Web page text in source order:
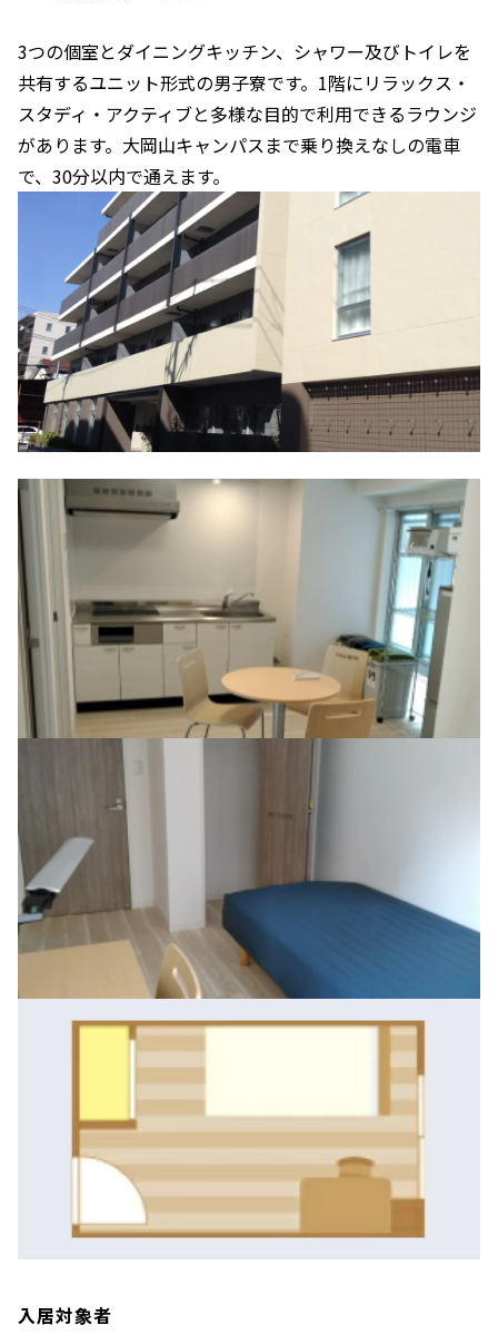
3つの個室とダイニングキッチン、シャワー及びトイレを
共有するユニット形式の男子寮です。1階にリラックス・
スタディ・アクティブと多様な目的で利用できるラウンジ
があります。大岡山キャンパスまで乗り換えなしの電車
で、30分以内で通えます。
入居対象者